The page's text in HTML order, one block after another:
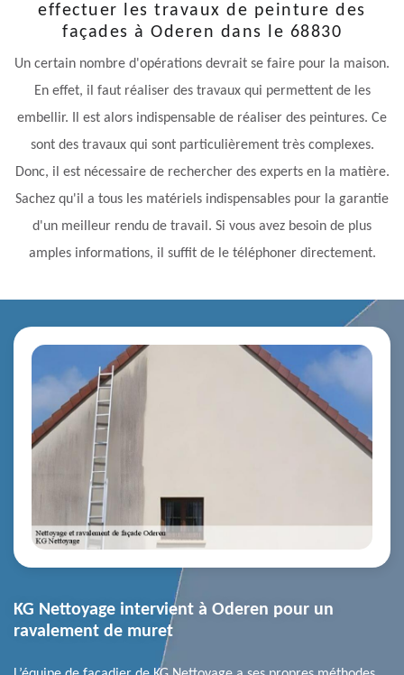
effectuer les travaux de peinture des
façades à Oderen dans le 68830
Un certain nombre d'opérations devrait se faire pour la maison.
En effet, il faut réaliser des travaux qui permettent de les
embellir. Il est alors indispensable de réaliser des peintures. Ce
sont des travaux qui sont particulièrement très complexes.
Donc, il est nécessaire de rechercher des experts en la matière.
Sachez qu'il a tous les matériels indispensables pour la garantie
d'un meilleur rendu de travail. Si vous avez besoin de plus
amples informations, il suffit de le téléphoner directement.
KG Nettoyage intervient à Oderen pour un
ravalement de muret